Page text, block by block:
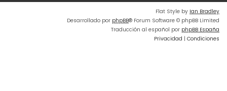
Flat Style by Ian Bradley
Desarrollado por phpBB® Forum Software © phpBB Limited
Traducción al español por phpBB España
Privacidad | Condiciones